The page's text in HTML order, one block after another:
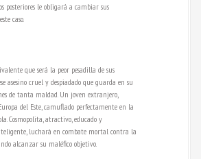
posteriores le obligará a cambiar sus
caso.
que será la peor pesadilla de sus
asesino cruel y despiadado que guarda en su
de tanta maldad. Un joven extranjero,
del Este, camuflado perfectamente en la
Cosmopolita, atractivo, educado y
luchará en combate mortal contra la
alcanzar su maléfico objetivo.